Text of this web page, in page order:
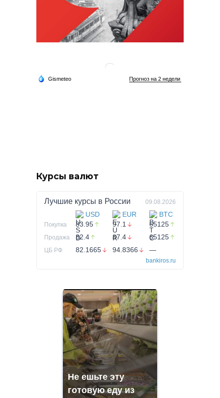
Курсы валют
Лучшие курсы в России 09.08.2026
USD EUR BTC
Покупка 83.95 97.1 65125
Продажа 82.4 87.4 65125
ЦБ РФ 82.1665 94.8366 —
bankiros.ru
Не ешьте эту
готовую еду из